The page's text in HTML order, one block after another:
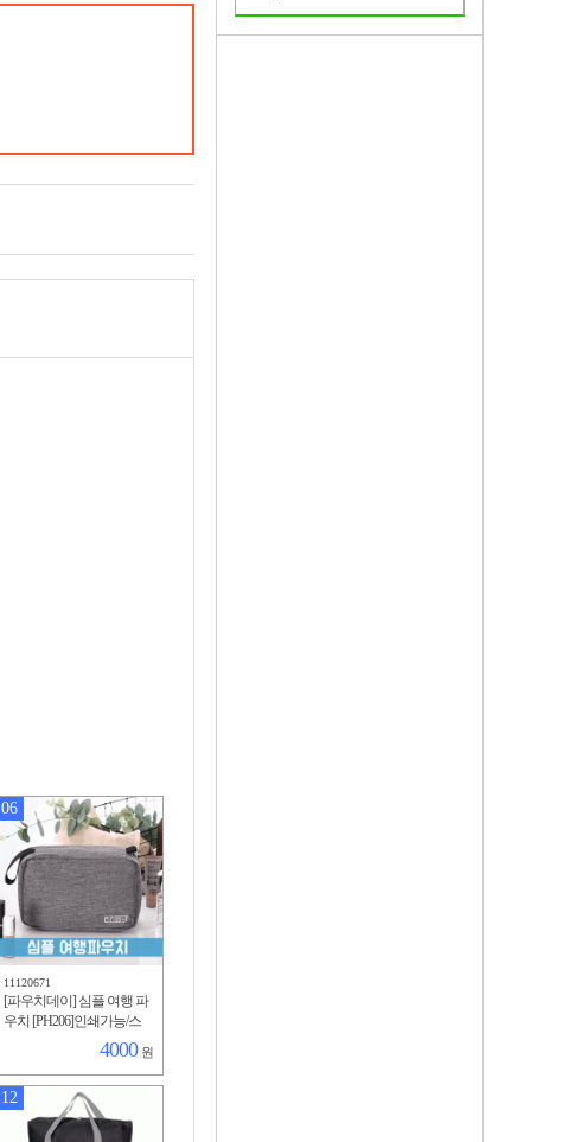
06
11120671
[파우치데이] 심플 여행 파
우치 [PH206]인쇄가능/스
티커/벽걸이/메쉬/방수/세
면도구/여성용품/다용도/4
색/
4000 원
12